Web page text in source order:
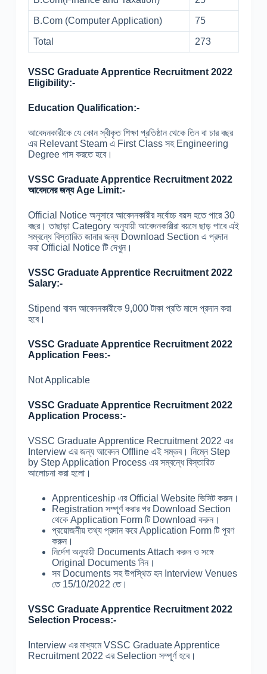
B.Com (Computer Application) 75
Total 273
VSSC Graduate Apprentice Recruitment 2022
Eligibility:-
Education Qualification:-
আবেদনকারীকে যে কোন স্বীকৃত শিক্ষা প্রতিষ্ঠান থেকে তিন বা চার বছর
এর Relevant Steam এ First Class সহ Engineering
Degree পাস করতে হবে।
VSSC Graduate Apprentice Recruitment 2022
আবেদনের জন্য Age Limit:-
Official Notice অনুসারে আবেদনকারীর সর্বোচ্চ বয়স হতে পারে 30
বছর। তাছাড়া Category অনুযায়ী আবেদনকারীরা বয়সে ছাড় পাবে এই
সম্বন্ধে বিস্তারিত জানার জন্য Download Section এ প্রদান
করা Official Notice টি দেখুন।
VSSC Graduate Apprentice Recruitment 2022
Salary:-
Stipend বাবদ আবেদনকারীকে 9,000 টাকা প্রতি মাসে প্রদান করা
হবে।
VSSC Graduate Apprentice Recruitment 2022
Application Fees:-
Not Applicable
VSSC Graduate Apprentice Recruitment 2022
Application Process:-
VSSC Graduate Apprentice Recruitment 2022 এর
Interview এর জন্য আবেদন Offline এই সম্ভব। নিম্নে Step
by Step Application Process এর সম্বন্ধে বিস্তারিত
আলোচনা করা হলো।
Apprenticeship এর Official Website ভিসিট করুন।
Registration সম্পূর্ণ করার পর Download Section
থেকে Application Form টি Download করুন।
প্রয়োজনীয় তথ্য প্রদান করে Application Form টি পূরণ
করুন।
নির্দেশ অনুযায়ী Documents Attach করুন ও সঙ্গে
Original Documents নিন।
সব Documents সহ উপস্থিত হন Interview Venues
তে 15/10/2022 তে।
VSSC Graduate Apprentice Recruitment 2022
Selection Process:-
Interview এর মাধ্যমে VSSC Graduate Apprentice
Recruitment 2022 এর Selection সম্পূর্ণ হবে।